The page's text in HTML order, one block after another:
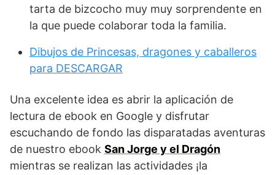
tarta de bizcocho muy muy sorprendente en
la que puede colaborar toda la familia.
Dibujos de Princesas, dragones y caballeros
para DESCARGAR
Una excelente idea es abrir la aplicación de
lectura de ebook en Google y disfrutar
escuchando de fondo las disparatadas aventuras
de nuestro ebook San Jorge y el Dragón
mientras se realizan las actividades ¡la